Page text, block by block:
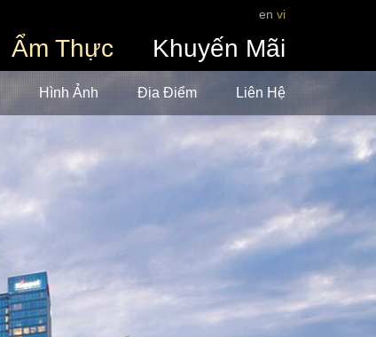
en vi
Ẩm Thực Khuyến Mãi
Hình Ảnh Địa Điểm Liên Hệ